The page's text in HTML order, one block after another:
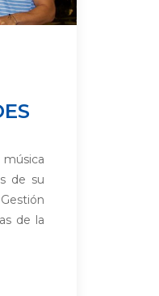
música
de su
de la